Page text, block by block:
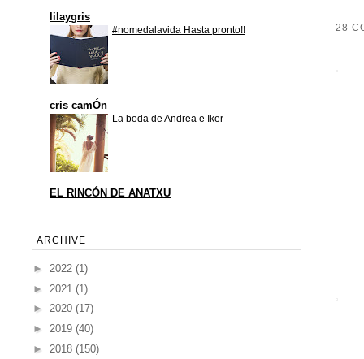
28
lilaygris
#nomedalavida Hasta pronto!!
cris camÓn
La boda de Andrea e Iker
EL RINCÓN DE ANATXU
ARCHIVE
► 2022 (1)
► 2021 (1)
► 2020 (17)
► 2019 (40)
► 2018 (150)